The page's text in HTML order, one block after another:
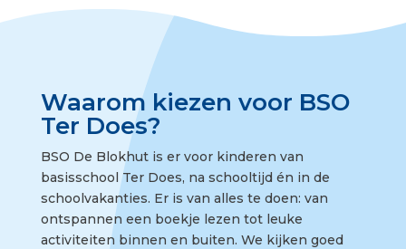
Waarom kiezen voor BSO
Ter Does?
BSO De Blokhut is er voor kinderen van
basisschool Ter Does, na schooltijd én in de
schoolvakanties. Er is van alles te doen: van
ontspannen een boekje lezen tot leuke
activiteiten binnen en buiten. We kijken goed